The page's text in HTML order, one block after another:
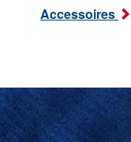
Accessoires